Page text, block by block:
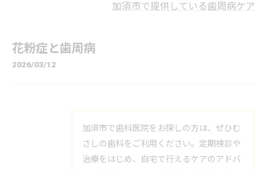
加須市で提供している歯周病ケア
花粉症と歯周病
2026/03/12
加須市で歯科医院をお探しの方は、ぜひむ
さしの歯科をご利用ください。定期検診や
治療をはじめ、自宅で行えるケアのアドバ